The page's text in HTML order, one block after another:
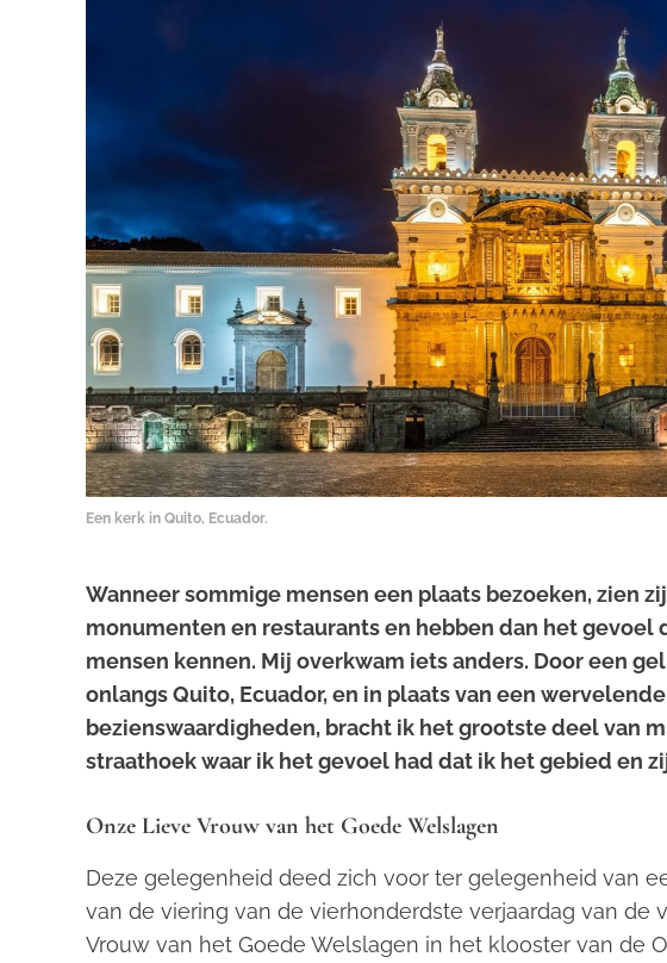
Een kerk in Quito, Ecuador.
Wanneer sommige mensen een plaats bezoeken, zien
monumenten en restaurants en hebben dan het gevoel
mensen kennen. Mij overkwam iets anders. Door een
onlangs Quito, Ecuador, en in plaats van een
bezienswaardigheden, bracht ik het grootste deel van
straathoek waar ik het gevoel had dat ik het gebied en
Onze Lieve Vrouw van het Goede Welslagen
Deze gelegenheid deed zich voor ter gelegenheid van
van de viering van de vierhonderdste verjaardag van de
Vrouw van het Goede Welslagen in het klooster van de